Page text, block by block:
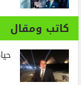
كاتب ومقال